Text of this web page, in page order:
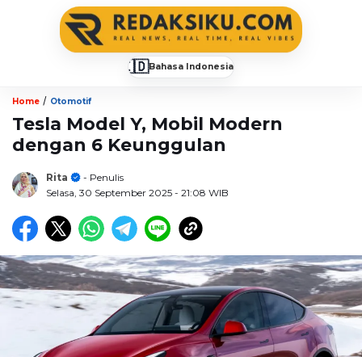
🇮🇩Bahasa Indonesia
Home / Otomotif
Tesla Model Y, Mobil Modern
dengan 6 Keunggulan
Rita
- Penulis
Selasa, 30 September 2025 - 21:08 WIB